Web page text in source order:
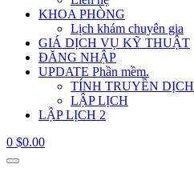
KHOA PHÒNG
Lịch khám chuyên gia
GIÁ DỊCH VỤ KỸ THUẬT
ĐĂNG NHẬP
UPDATE Phần mềm.
TÍNH TRUYỀN DỊCH
LẬP LỊCH
LẬP LỊCH 2
0 $0.00